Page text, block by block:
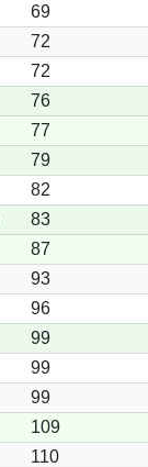
69
72
72
76
77
79
82
83
87
93
96
99
99
99
109
110